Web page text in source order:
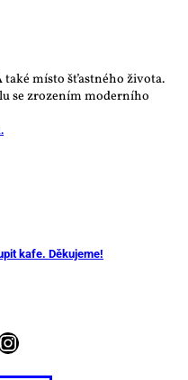
také místo šťastného života.
se zrozením moderního
kafe. Děkujeme!